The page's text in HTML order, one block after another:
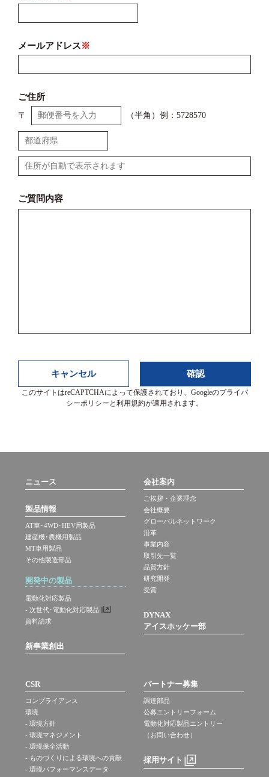
メールアドレス※
ご住所
〒 （半角）例：5728570
ご質問内容
キャンセル
このサイトはreCAPTCHAによって保護されており、Googleのプライバ
シーポリシー と 利用規約が適用されます。
ニュース
製品情報
AT車･4WD･HEV用製品
建産機･農機用製品
MT車用製品
その他製造部品
開発中の製品
電動化対応製品
- 次世代･電動化対応製品
資料請求
新事業創出
会社案内
ご挨拶・企業理念
会社概要
グローバルネットワーク
沿革
事業内容
取引先一覧
品質方針
研究開発
受賞
DYNAX
アイスホッケー部
CSR
コンプライアンス
環境
- 環境方針
- 環境マネジメント
- 環境保全活動
- ものづくりによる環境への貢献
- 環境パフォーマンスデータ
パートナー募集
調達部品
公募エントリーフォーム
電動化対応製品エントリー
（お問い合わせ）
採用サイト